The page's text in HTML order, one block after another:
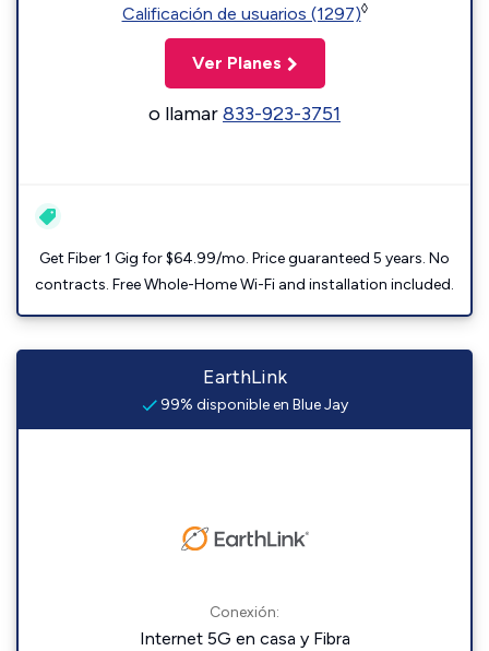
Calificación de usuarios (1297)◊
Ver Planes
o llamar833-923-3751
Get Fiber 1 Gig for $64.99/mo. Price guaranteed 5 years. No
contracts. Free Whole-Home Wi-Fi and installation included.
EarthLink
99% disponible en Blue Jay
Conexión:
Internet 5G en casa y Fibra